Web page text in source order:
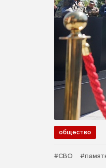
общество
#СВО